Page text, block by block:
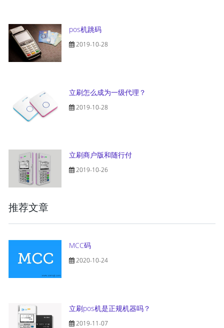
pos机跳码
2019-10-28
立刷怎么成为一级代理？
2019-10-28
立刷商户版和随行付
2019-10-26
推荐文章
MCC码
2020-10-24
立刷pos机是正规机器吗？
2019-11-07